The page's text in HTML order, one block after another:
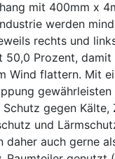
mit 400mm x
werden
rechts und
50,0 Prozent, damit
Wind flattern. Mit
gewährleisten
Schutz gegen Kälte,
und
daher auch gerne